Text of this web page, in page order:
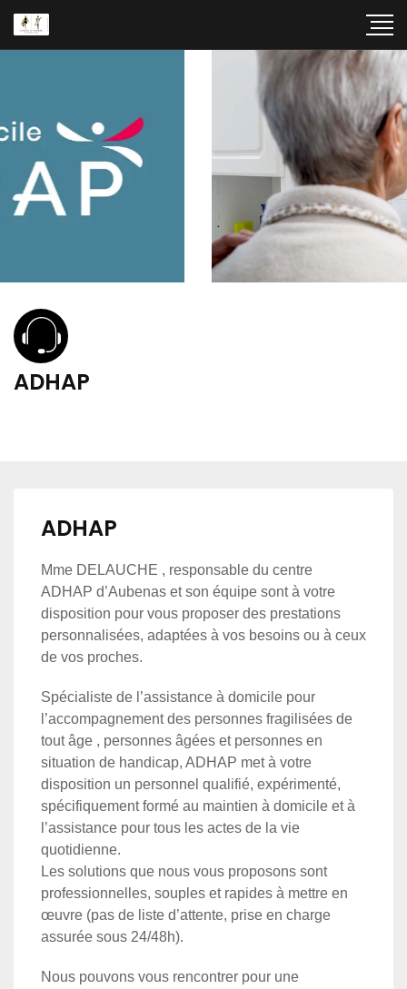
ADHAP
ADHAP
Mme DELAUCHE , responsable du centre
ADHAP d’Aubenas et son équipe sont à votre
disposition pour vous proposer des prestations
personnalisées, adaptées à vos besoins ou à ceux
de vos proches.
Spécialiste de l’assistance à domicile pour
l’accompagnement des personnes fragilisées de
tout âge , personnes âgées et personnes en
situation de handicap, ADHAP met à votre
disposition un personnel qualifié, expérimenté,
spécifiquement formé au maintien à domicile et à
l’assistance pour tous les actes de la vie
quotidienne.
Les solutions que nous vous proposons sont
professionnelles, souples et rapides à mettre en
œuvre (pas de liste d’attente, prise en charge
assurée sous 24/48h).
Nous pouvons vous rencontrer pour une